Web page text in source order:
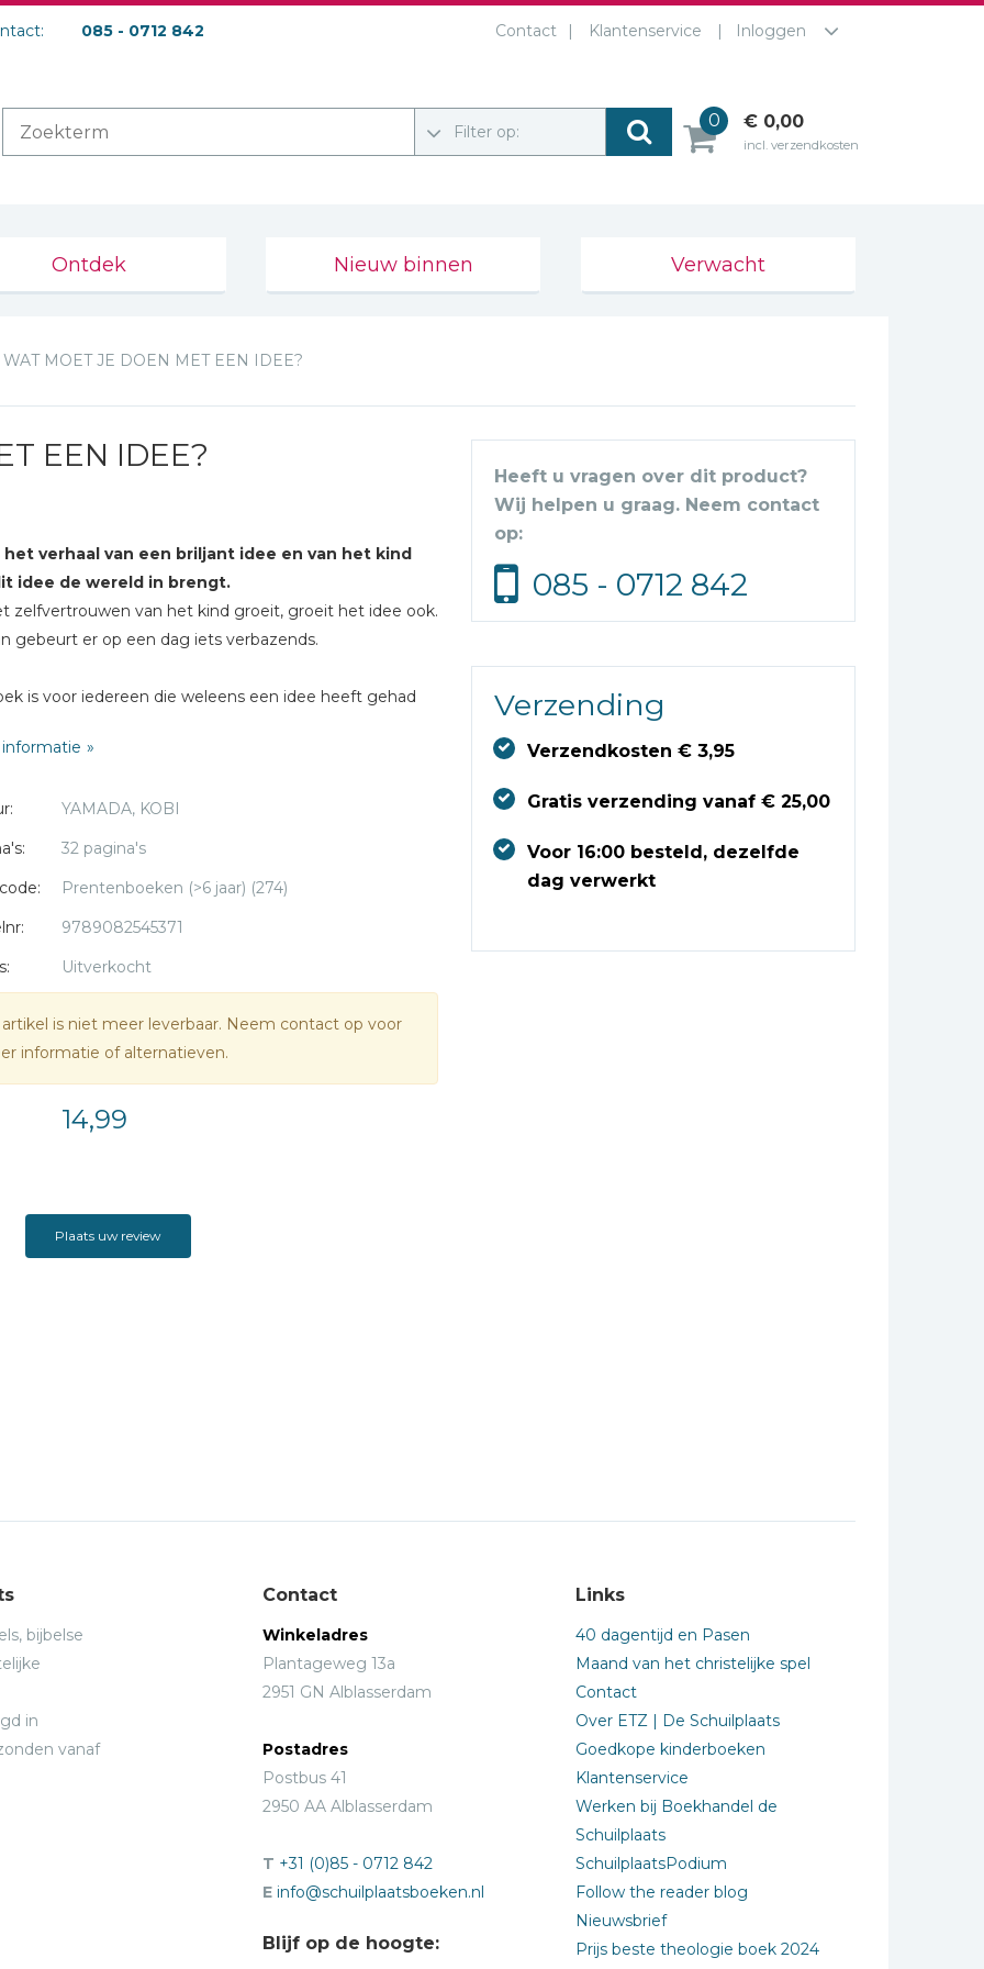
085 - 0712 842 Contact Klantenservice Inloggen
Filter op:
0 € 0,00
incl. verzendkosten
Ontdek Nieuw binnen Verwacht
WAT MOET JE DOEN MET EEN IDEE?
EEN IDEE?
het verhaal van een briljant idee en van het kind
idee de wereld in brengt.
zelfvertrouwen van het kind groeit, groeit het idee ook.
gebeurt er op een dag iets verbazends.
is voor iedereen die weleens een idee heeft gehad
om je idee te omarmen, het de kans te geven
YAMADA, KOBI
32 pagina's
Prentenboeken (>6 jaar) (274)
9789082545371
Uitverkocht
is niet meer leverbaar. Neem contact op voor
informatie of alternatieven.
14,99
Heeft u vragen over dit product?
Wij helpen u graag. Neem contact
op:
085 - 0712 842
Verzending
Verzendkosten € 3,95
Gratis verzending vanaf € 25,00
Voor 16:00 besteld, dezelfde
dag verwerkt
Plaats uw review
bijbelse
in
vanaf
Contact
Winkeladres
Plantageweg 13a
2951 GN Alblasserdam
Postadres
Postbus 41
2950 AA Alblasserdam
T +31 (0)85 - 0712 842
E info@schuilplaatsboeken.nl
Blijf op de hoogte:
Links
40 dagentijd en Pasen
Maand van het christelijke spel
Contact
Over ETZ | De Schuilplaats
Goedkope kinderboeken
Klantenservice
Werken bij Boekhandel de
Schuilplaats
SchuilplaatsPodium
Follow the reader blog
Nieuwsbrief
Prijs beste theologie boek 2024